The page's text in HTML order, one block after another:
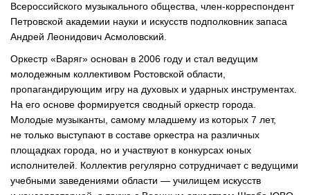
Всероссийского музыкального общества, член-корреспондент
Петровской академии науки и искусств подполковник запаса
Андрей Леонидович Асмоловский.
Оркестр «Варяг» основан в 2006 году и стал ведущим
молодежным коллективом Ростовской области,
пропагандирующим игру на духовых и ударных инструментах.
На его основе формируется сводный оркестр города.
Молодые музыканты, самому младшему из которых 7 лет,
не только выступают в составе оркестра на различных
площадках города, но и участвуют в конкурсах юных
исполнителей. Коллектив регулярно сотрудничает с ведущими
учебными заведениями области — училищем искусств